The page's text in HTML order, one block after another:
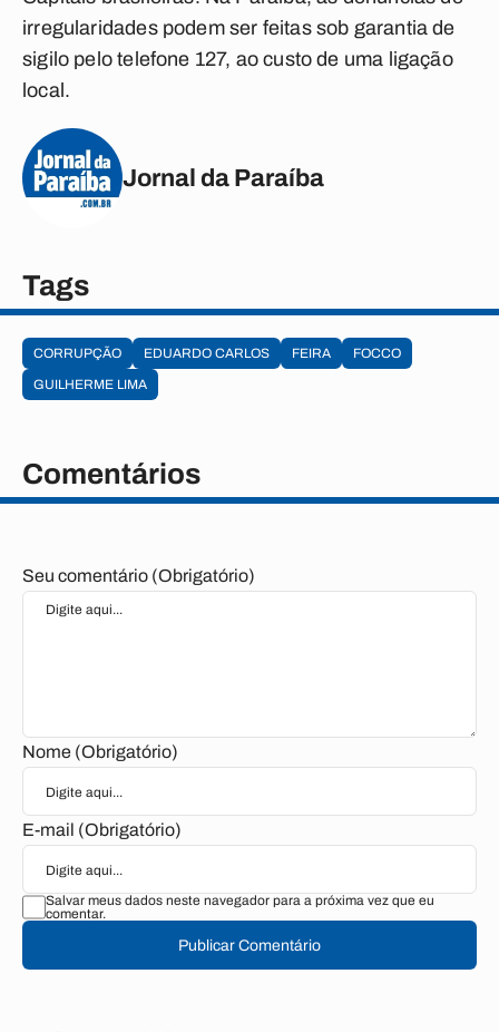
irregularidades podem ser feitas sob garantia de
sigilo pelo telefone 127, ao custo de uma ligação
local.
Jornal da Paraíba
Tags
CORRUPÇÃO EDUARDO CARLOS FEIRA
FOCCO
GUILHERME LIMA
Comentários
Seu comentário (Obrigatório)
Nome (Obrigatório)
E-mail (Obrigatório)
Salvar meus dados neste navegador para a próxima vez que eu
comentar.
Publicar Comentário